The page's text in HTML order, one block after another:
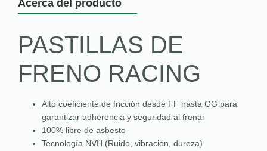
Acerca del producto
PASTILLAS DE
FRENO RACING
Alto coeficiente de fricción desde FF hasta GG para
garantizar adherencia y seguridad al frenar
100% libre de asbesto
Tecnología NVH (Ruido, vibración, dureza)